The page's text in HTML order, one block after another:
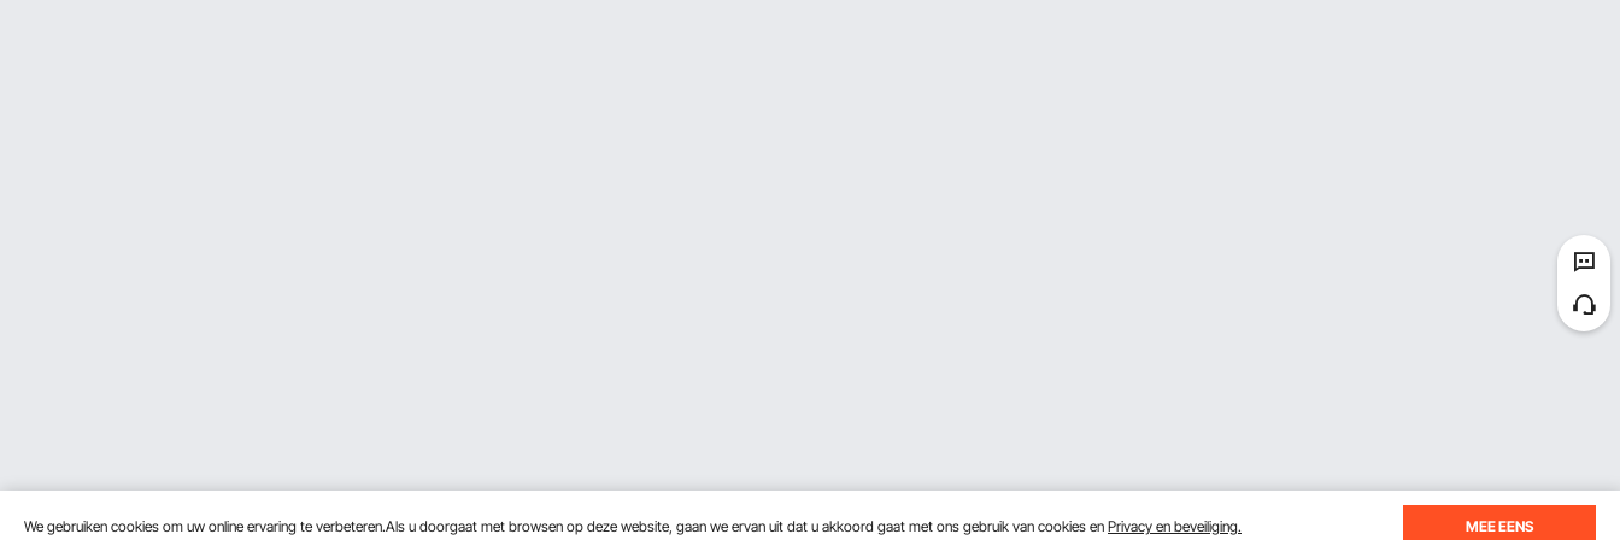
We gebruiken cookies om uw online ervaring te verbeteren.Als u doorgaat met browsen op deze website, gaan we ervan uit dat u akkoord gaat met ons gebruik van cookies en Privacy en beveiliging. MEE EENS